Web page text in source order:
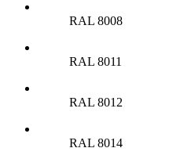
RAL 8008
RAL 8011
RAL 8012
RAL 8014